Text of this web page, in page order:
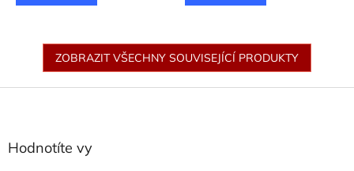
ZOBRAZIT VŠECHNY SOUVISEJÍCÍ PRODUKTY
Hodnotíte vy